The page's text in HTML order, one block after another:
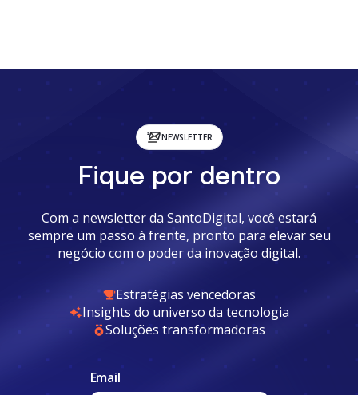
NEWSLETTER
Fique por dentro
Com a newsletter da SantoDigital, você estará
sempre um passo à frente, pronto para elevar seu
negócio com o poder da inovação digital.
Estratégias vencedoras
Insights do universo da tecnologia
Soluções transformadoras
Email